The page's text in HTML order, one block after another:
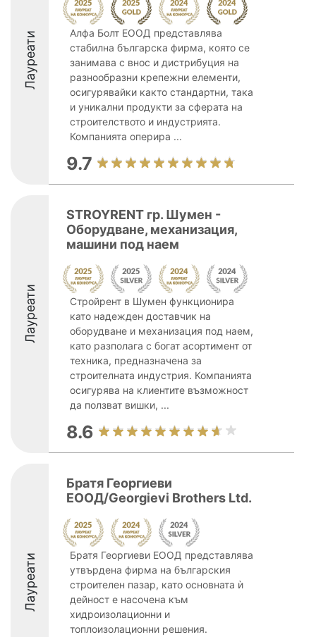
Лауреати
Алфа Болт ЕООД представлява
стабилна българска фирма, която се
занимава с внос и дистрибуция на
разнообразни крепежни елементи,
осигурявайки както стандартни, така
и уникални продукти за сферата на
строителството и индустрията.
Компанията оперира ...
9.7
Лауреати
STROYRENT гр. Шумен -
Оборудване, механизация,
машини под наем
Стройрент в Шумен функционира
като надежден доставчик на
оборудване и механизация под наем,
като разполага с богат асортимент от
техника, предназначена за
строителната индустрия. Компанията
осигурява на клиентите възможност
да ползват вишки, ...
8.6
Лауреати
Братя Георгиеви
ЕООД/Georgievi Brothers Ltd.
Братя Георгиеви ЕООД представлява
утвърдена фирма на българския
строителен пазар, като основната ѝ
дейност е насочена към
хидроизолационни и
топлоизолационни решения.